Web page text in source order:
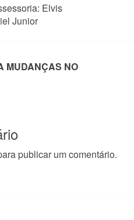
Elvis
Junior
MUDANÇAS NO
publicar um comentário.